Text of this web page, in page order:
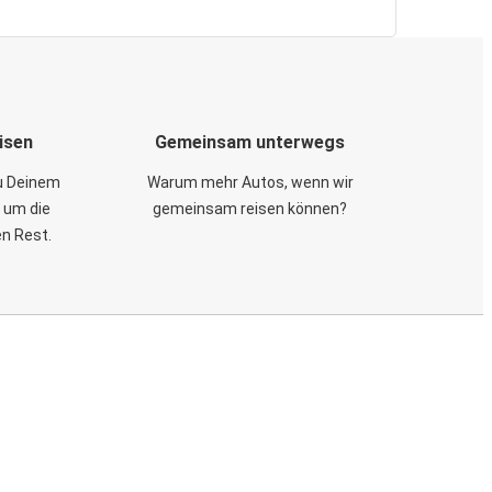
Deinem
die
Rest.
Gemeinsam unterwegs
Warum mehr Autos, wenn wir
gemeinsam reisen können?